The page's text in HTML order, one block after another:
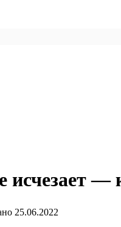
исчезает —
25.06.2022